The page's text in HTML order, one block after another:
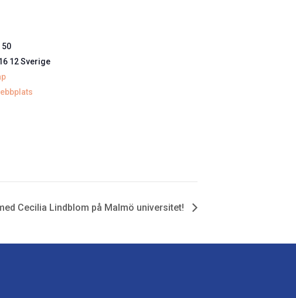
50
12Sverige
Cecilia Lindblom på Malmö universitet!